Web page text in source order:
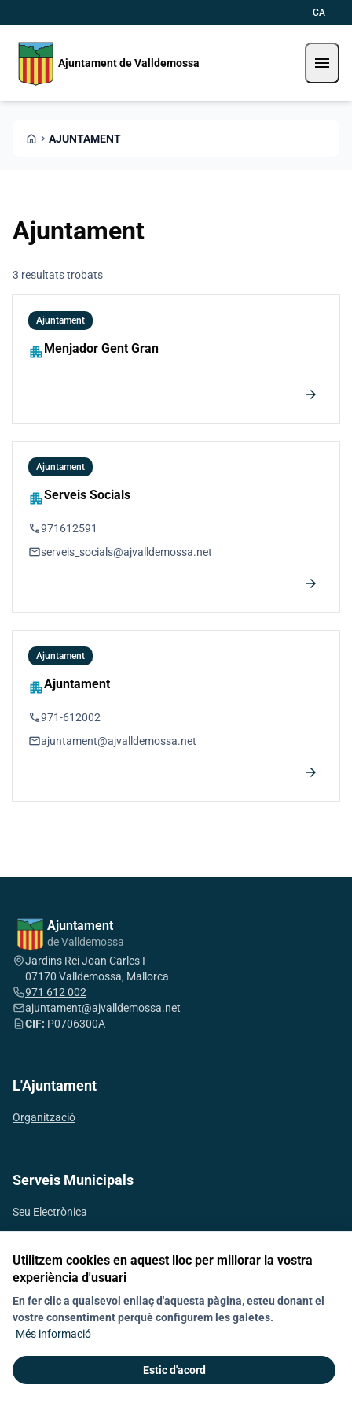
CA
Ajuntament de Valldemossa menu
HOME CHEVRON_RIGHT AJUNTAMENT
Ajuntament
3 resultats trobats
Ajuntament
apartmentMenjador Gent Gran
arrow_forward
Ajuntament
apartmentServeis Socials
phone971612591
emailserveis_socials@ajvalldemossa.net
arrow_forward
Ajuntament
apartmentAjuntament
phone971-612002
emailajuntament@ajvalldemossa.net
arrow_forward
Ajuntament
de Valldemossa
Jardins Rei Joan Carles I
07170 Valldemossa, Mallorca
971 612 002
ajuntament@ajvalldemossa.net
CIF: P0706300A
L'Ajuntament
Organització
Serveis Municipals
Seu Electrònica
Segueix-nos a les xarxes socials
Avís LegalContacte
Utilitzem cookies en aquest lloc per millorar la vostra
experiència d'usuari
En fer clic a qualsevol enllaç d'aquesta pàgina, esteu donant el
vostre consentiment perquè configurem les galetes.
Més informació
Estic d'acord